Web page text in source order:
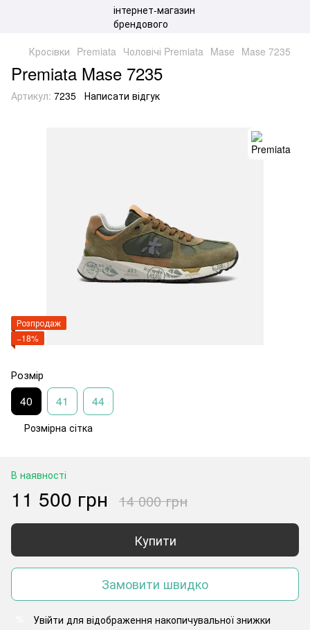
Кросівки Premiata Чоловічі Premiata Mase Mase 7235
Premiata Mase 7235
Артикул: 7235 Написати відгук
Розпродаж
−18%
Розмір
40 41 44
Розмірна сітка
В наявності
11 500 грн 14 000 грн
Купити
Замовити швидко
Увійти для відображення накопичувальної знижки